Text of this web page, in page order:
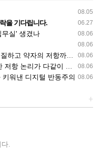
08.05
06.27
을 기다립니다.
08.06
무실' 생겼나
08.06
08.06
의 저항까지도 훔쳐간 자들
08.06
리가 다같이 망할 트롤..
08.06
워낸 디지털 반동주의
+
.